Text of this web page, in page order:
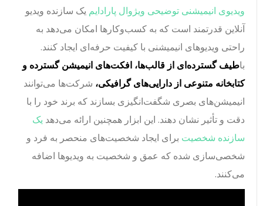
ویدیوی انیمیشنی توضیحی ویژوال پارادایمیک سازنده ویدیو
آنلاین قدرتمند است که به کسب‌وکارها امکان می‌دهد به
راحتی ویدیوهای انیمیشنی با کیفیت حرفه‌ای ایجاد کنند.
طیف گسترده‌ای از قالب‌ها، افکت‌های انیمیشن گسترده و
کتابخانه متنوعی از دارایی‌های گرافیکی،شرکت‌ها می‌توانند
انیمیشن‌های بصری شگفت‌انگیزی بسازند که برند خود را با
دقت و تأثیر نشان دهند. این ابزار همچنین ارائه می‌دهدیک
سازنده شخصیتبرای ایجاد شخصیت‌های منحصر به فرد و
شخصی‌سازی شده که عمق و شخصیت به ویدیوها اضافه
می‌کنند.